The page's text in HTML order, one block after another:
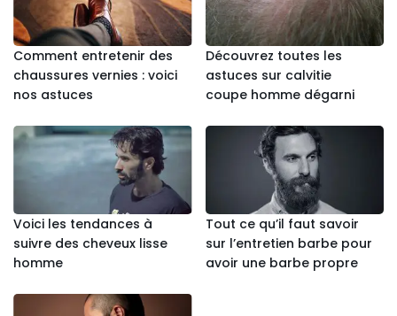
Comment entretenir des
chaussures vernies : voici
nos astuces
Découvrez toutes les
astuces sur calvitie
coupe homme dégarni
Voici les tendances à
suivre des cheveux lisse
homme
Tout ce qu’il faut savoir
sur l’entretien barbe pour
avoir une barbe propre